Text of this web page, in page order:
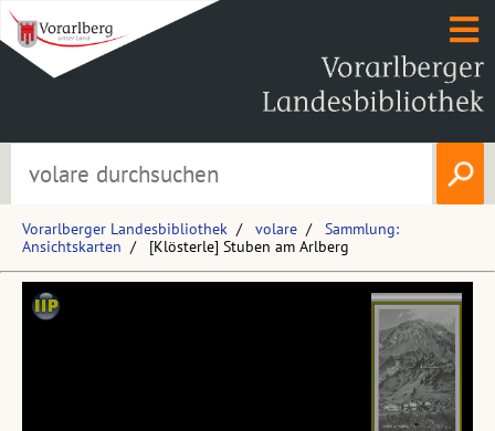
Vorarlberger Landesbibliothek volare
Sammlung:
Ansichtskarten
[Klösterle] Stuben am Arlberg